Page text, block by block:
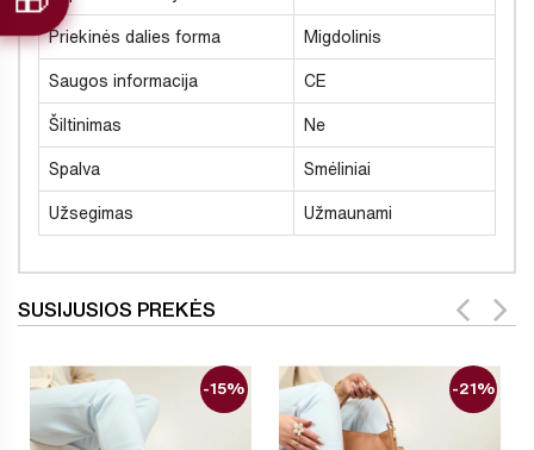
Priekinės dalies forma Migdolinis
Saugos informacija CE
Šiltinimas Ne
Spalva Smėliniai
Užsegimas Užmaunami
SUSIJUSIOS PREKĖS
-15% -21%